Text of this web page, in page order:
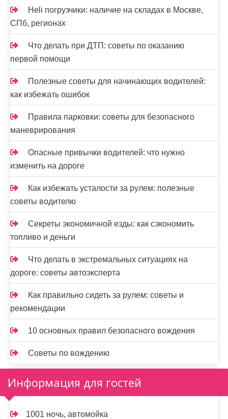
Heli погрузчики: наличие на складах в Москве,
СПб, регионах
Что делать при ДТП: советы по оказанию
первой помощи
Полезные советы для начинающих водителей:
как избежать ошибок
Правила парковки: советы для безопасного
маневрирования
Опасные привычки водителей: что нужно
изменить на дороге
Как избежать усталости за рулем: полезные
советы водителю
Секреты экономичной езды: как сэкономить
топливо и деньги
Что делать в экстремальных ситуациях на
дороге: советы автоэксперта
Как правильно сидеть за рулем: советы и
рекомендации
10 основных правил безопасного вождения
Советы по вождению
Информация для гостей
1001 ночь, автомойка